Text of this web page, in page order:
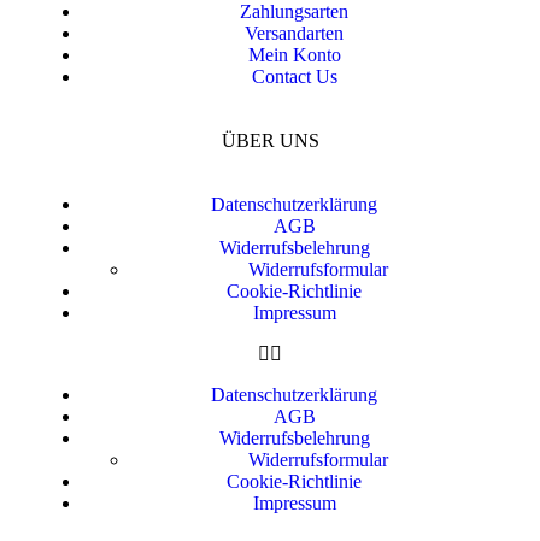
Zahlungsarten
Versandarten
Mein Konto
Contact Us
ÜBER UNS
Datenschutzerklärung
AGB
Widerrufsbelehrung
Widerrufsformular
Cookie-Richtlinie
Impressum
Datenschutzerklärung
AGB
Widerrufsbelehrung
Widerrufsformular
Cookie-Richtlinie
Impressum